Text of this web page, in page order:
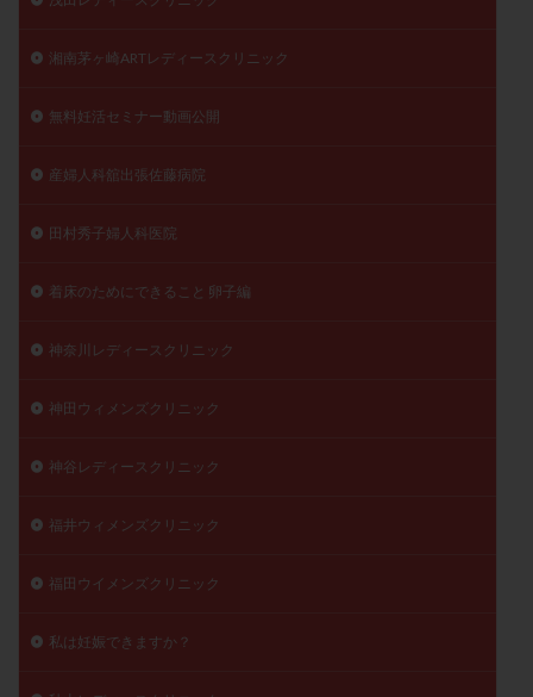
湘南茅ヶ崎ARTレディースクリニック
無料妊活セミナー動画公開
産婦人科舘出張佐藤病院
田村秀子婦人科医院
着床のためにできること 卵子編
神奈川レディースクリニック
神田ウィメンズクリニック
神谷レディースクリニック
福井ウィメンズクリニック
福田ウイメンズクリニック
私は妊娠できますか？